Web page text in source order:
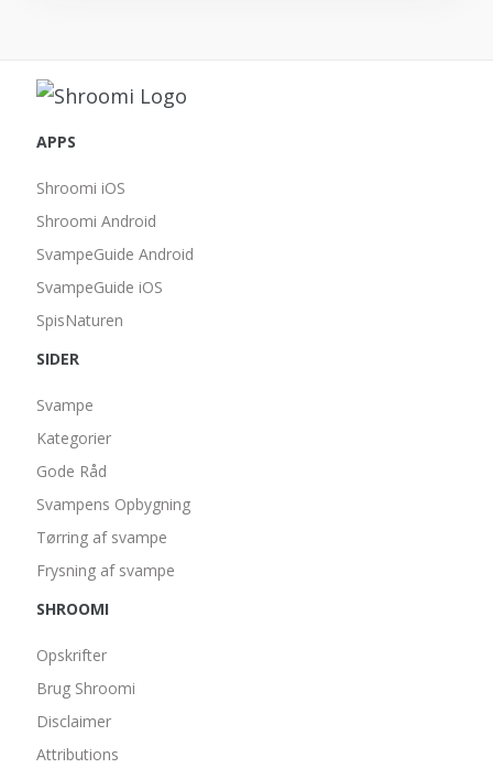
APPS
Shroomi iOS
Shroomi Android
SvampeGuide Android
SvampeGuide iOS
SpisNaturen
SIDER
Svampe
Kategorier
Gode Råd
Svampens Opbygning
Tørring af svampe
Frysning af svampe
SHROOMI
Opskrifter
Brug Shroomi
Disclaimer
Attributions